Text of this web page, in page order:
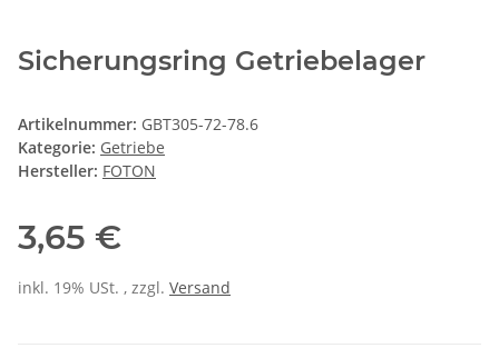
Sicherungsring Getriebelager
Artikelnummer: GBT305-72-78.6
Kategorie: Getriebe
Hersteller: FOTON
3,65 €
inkl. 19% USt. , zzgl. Versand